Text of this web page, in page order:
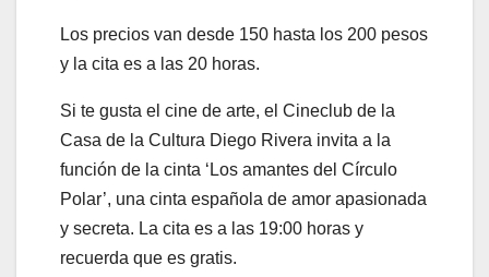
Los precios van desde 150 hasta los 200 pesos
y la cita es a las 20 horas.
Si te gusta el cine de arte, el Cineclub de la
Casa de la Cultura Diego Rivera invita a la
función de la cinta ‘Los amantes del Círculo
Polar’, una cinta española de amor apasionada
y secreta. La cita es a las 19:00 horas y
recuerda que es gratis.